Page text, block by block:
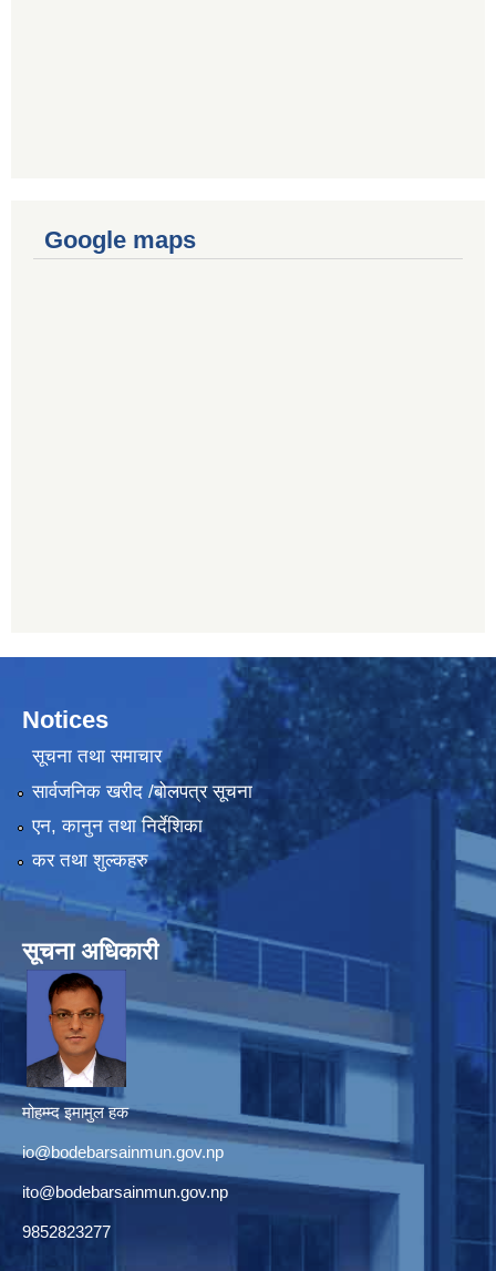
Google maps
Notices
सूचना तथा समाचार
सार्वजनिक खरीद /बोलपत्र सूचना
एन, कानुन तथा निर्देशिका
कर तथा शुल्कहरु
सूचना अधिकारी
मोहम्म्द इमामुल हक
io@bodebarsainmun.gov.np
ito@bodebarsainmun.gov.np
9852823277